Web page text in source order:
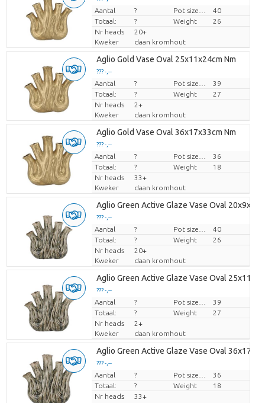
Prijs per stuk
Aantal ?
40
Totaal:
? Weight
26
Nr heads
20+
Kweker
daan kromhout
Aglio Gold Vase Oval 25x11x24cm Nm
??? -,--
Prijs per stuk
Aantal ?
39
Totaal:
? Weight
27
Nr heads
2+
Kweker
daan kromhout
Aglio Gold Vase Oval 36x17x33cm Nm
??? -,--
Prijs per stuk
Aantal ?
36
Totaal:
? Weight
18
Nr heads
33+
Kweker
daan kromhout
Aglio Green Active Glaze Vase Oval
??? -,--
Prijs per stuk
Aantal ?
40
Totaal:
? Weight
26
Nr heads
20+
Kweker
daan kromhout
Aglio Green Active Glaze Vase Oval
??? -,--
Prijs per stuk
Aantal ?
39
Totaal:
? Weight
27
Nr heads
2+
Kweker
daan kromhout
Aglio Green Active Glaze Vase Oval
??? -,--
Prijs per stuk
Aantal ?
36
Totaal:
? Weight
18
Nr heads
33+